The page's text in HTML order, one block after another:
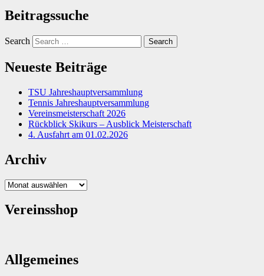
Beitragssuche
Search
Neueste Beiträge
TSU Jahreshauptversammlung
Tennis Jahreshauptversammlung
Vereinsmeisterschaft 2026
Rückblick Skikurs – Ausblick Meisterschaft
4. Ausfahrt am 01.02.2026
Archiv
Archiv
Vereinsshop
Allgemeines